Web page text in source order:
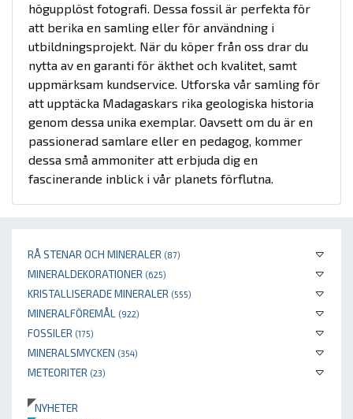
RÅ STENAR OCH MINERALER (87)
MINERALDEKORATIONER (625)
KRISTALLISERADE MINERALER (555)
MINERALFÖREMÅL (922)
FOSSILER (175)
MINERALSMYCKEN (354)
METEORITER (23)
NYHETER
högupplöst fotografi. Dessa fossil är perfekta för
att berika en samling eller för användning i
utbildningsprojekt. När du köper från oss drar du
nytta av en garanti för äkthet och kvalitet, samt
uppmärksam kundservice. Utforska vår samling för
att upptäcka Madagaskars rika geologiska historia
genom dessa unika exemplar. Oavsett om du är en
passionerad samlare eller en pedagog, kommer
dessa små ammoniter att erbjuda dig en
fascinerande inblick i vår planets förflutna.